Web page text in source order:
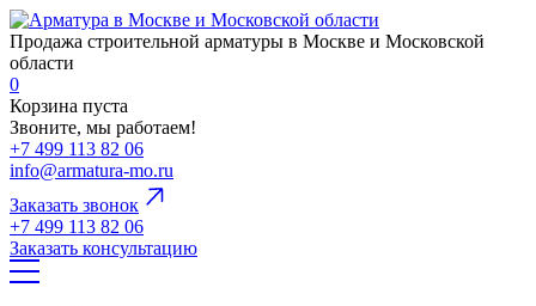
Продажа строительной арматуры в Москве и Московской
области
0
Корзина пуста
Звоните, мы работаем!
+7 499 113 82 06
info@armatura-mo.ru
Заказать звонок
+7 499 113 82 06
Заказать консультацию